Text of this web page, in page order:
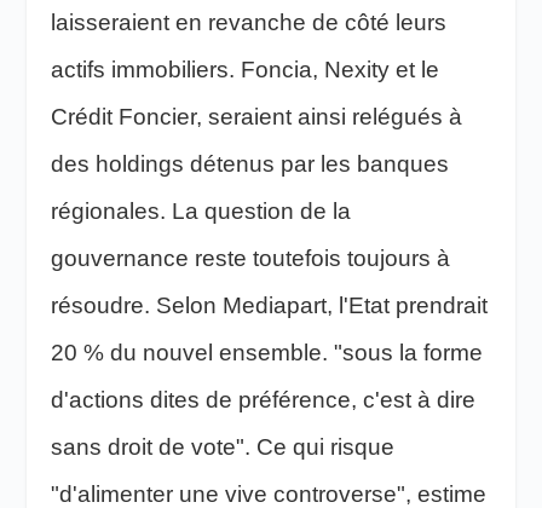
laisseraient en revanche de côté leurs
actifs immobiliers. Foncia, Nexity et le
Crédit Foncier, seraient ainsi relégués à
des holdings détenus par les banques
régionales. La question de la
gouvernance reste toutefois toujours à
résoudre. Selon Mediapart, l'Etat prendrait
20 % du nouvel ensemble. "sous la forme
d'actions dites de préférence, c'est à dire
sans droit de vote". Ce qui risque
"d'alimenter une vive controverse", estime